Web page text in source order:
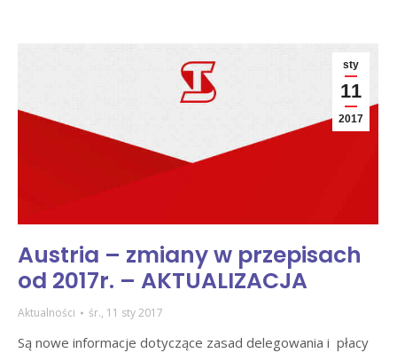
sty
11
2017
Austria – zmiany w przepisach
od 2017r. – AKTUALIZACJA
Aktualności śr., 11 sty 2017
Są nowe informacje dotyczące zasad delegowania i płacy